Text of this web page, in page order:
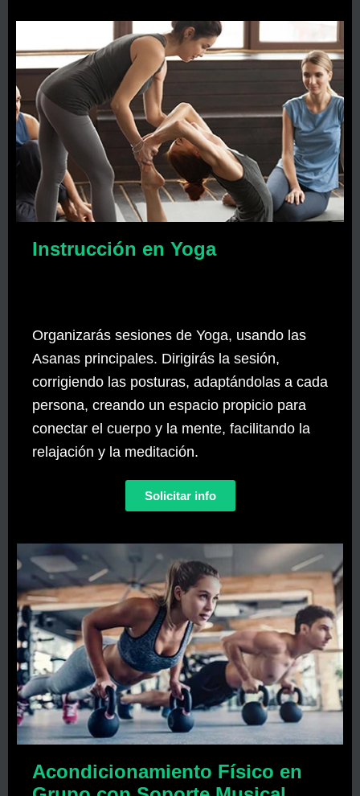
Instrucción en Yoga
Organizarás sesiones de Yoga, usando las
Asanas principales. Dirigirás la sesión,
corrigiendo las posturas, adaptándolas a cada
persona, creando un espacio propicio para
conectar el cuerpo y la mente, facilitando la
relajación y la meditación.
Solicitar info
Acondicionamiento Físico en